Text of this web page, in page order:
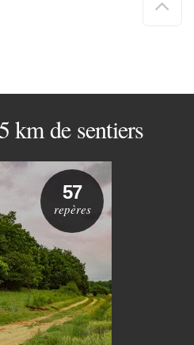
de
km de sentiers
57
repères